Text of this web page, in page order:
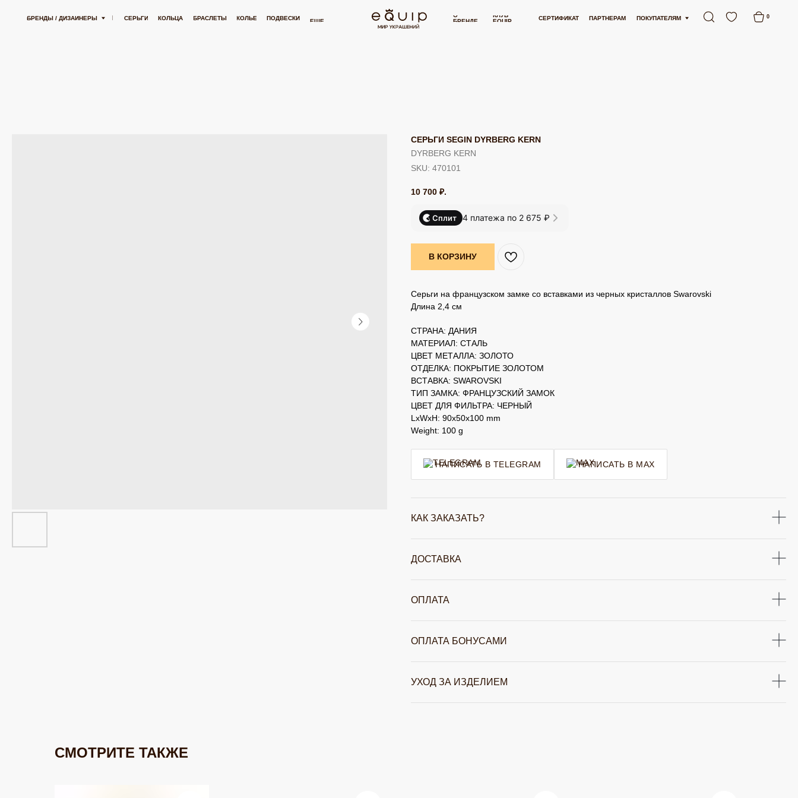
ЕЩЕ
ПОКУПАТЕЛЯМ
СЕРТИФИКАТ ПАРТНЕРАМ
EQUIP
О
БРЕНДЕ
ПОДВЕСКИ
КОЛЬЕ
БРАСЛЕТЫ
КОЛЬЦА
СЕРЬГИ
БРЕНДЫ / ДИЗАЙНЕРЫ
СЕРЬГИ SEGIN DYRBERG KERN
DYRBERG KERN
SKU: 470101
10 700 ₽.
Сплит 4 платежа по 2 675 ₽
В КОРЗИНУ
Серьги на французском замке со вставками из черных кристаллов Swarovski
Длина 2,4 см
СТРАНА: ДАНИЯ
МАТЕРИАЛ: СТАЛЬ
ЦВЕТ МЕТАЛЛА: ЗОЛОТО
ОТДЕЛКА: ПОКРЫТИЕ ЗОЛОТОМ
ВСТАВКА: SWAROVSKI
ТИП ЗАМКА: ФРАНЦУЗСКИЙ ЗАМОК
ЦВЕТ ДЛЯ ФИЛЬТРА: ЧЕРНЫЙ
LxWxH: 90x50x100 mm
Weight: 100 g
НАПИСАТЬ В TELEGRAM НАПИСАТЬ В MAX
КАК ЗАКАЗАТЬ?
ДОСТАВКА
ОПЛАТА
ОПЛАТА БОНУСАМИ
УХОД ЗА ИЗДЕЛИЕМ
СМОТРИТЕ ТАКЖЕ